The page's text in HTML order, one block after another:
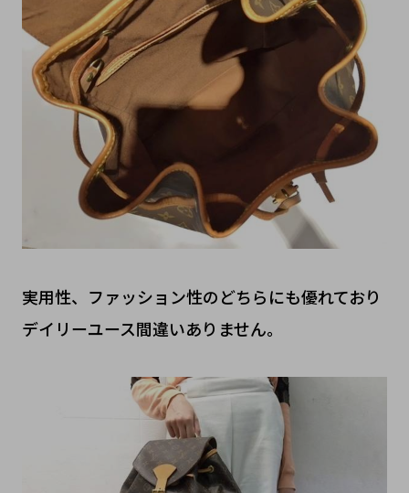
実用性、ファッション性のどちらにも優れており
デイリーユース間違いありません。